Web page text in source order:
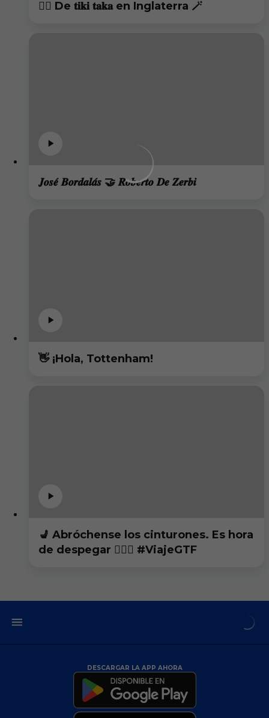
😮‍💨 De 𝐭𝐢𝐤𝐢 𝐭𝐚𝐤𝐚 en Inglaterra 🪄
𝑱𝒐𝒔𝒆́ 𝑩𝒐𝒓𝒅𝒂𝒍𝒂́𝒔 🤝 𝑹𝒐𝒃𝒆𝒓𝒕𝒐 𝑫𝒆 𝒁𝒆𝒓𝒃𝒊
👋 ¡Hola, Tottenham!
💺 Abróchense los cinturones. Es hora
de despegar 👨🏻‍✈️ #ViajeGTF
DESCARGAR LA APP AHORA